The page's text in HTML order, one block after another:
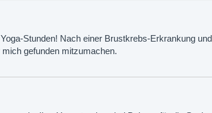
Stunden! Nach einer Brustkrebs-Erkrankung
gefunden mitzumachen.